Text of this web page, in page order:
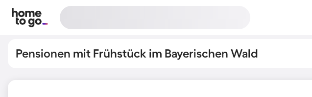
Pensionen mit Frühstück im Bayerischen Wald